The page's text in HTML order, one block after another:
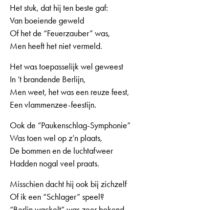
Het stuk, dat hij ten beste gaf:
Van boeiende geweld
Of het de “Feuerzauber” was,
Men heeft het niet vermeld.
Het was toepasselijk wel geweest
In ’t brandende Berlijn,
Men weet, het was een reuze feest,
Een vlammenzee-feestijn.
Ook de “Paukenschlag-Symphonie”
Was toen wel op z’n plaats,
De bommen en de luchtafweer
Hadden nogal veel praats.
Misschien dacht hij ook bij zichzelf
Of ik een “Schlager” speel?